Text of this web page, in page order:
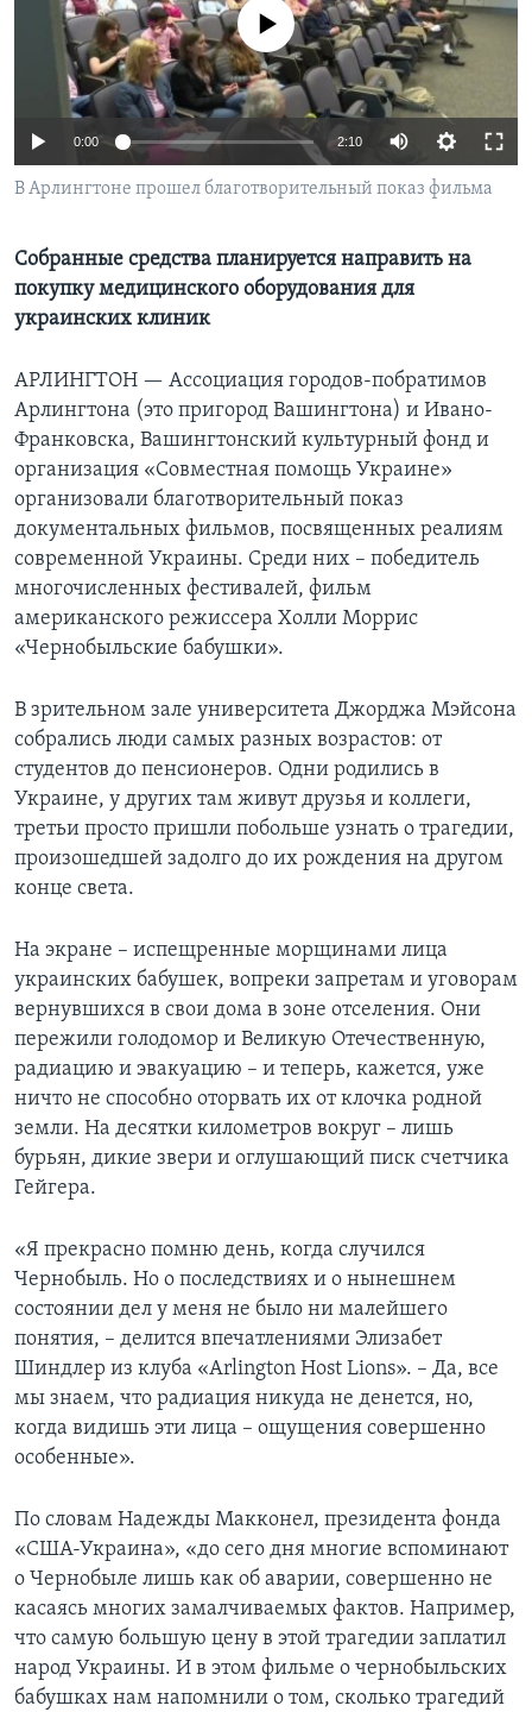
Learning English
СОЦИАЛЬНЫЕ СЕТИ
No media source currently available
0:00 2:10
В Арлингтоне прошел благотворительный показ фильма
Собранные средства планируется направить на
покупку медицинского оборудования для
украинских клиник
АРЛИНГТОН — Ассоциация городов-побратимов
Арлингтона (это пригород Вашингтона) и Ивано-
Франковска, Вашингтонский культурный фонд и
организация «Совместная помощь Украине»
организовали благотворительный показ
документальных фильмов, посвященных реалиям
современной Украины. Среди них – победитель
многочисленных фестивалей, фильм
американского режиссера Холли Моррис
«Чернобыльские бабушки».
В зрительном зале университета Джорджа Мэйсона
собрались люди самых разных возрастов: от
студентов до пенсионеров. Одни родились в
Украине, у других там живут друзья и коллеги,
третьи просто пришли побольше узнать о трагедии,
произошедшей задолго до их рождения на другом
конце света.
На экране – испещренные морщинами лица
украинских бабушек, вопреки запретам и уговорам
вернувшихся в свои дома в зоне отселения. Они
пережили голодомор и Великую Отечественную,
радиацию и эвакуацию – и теперь, кажется, уже
ничто не способно оторвать их от клочка родной
земли. На десятки километров вокруг – лишь
бурьян, дикие звери и оглушающий писк счетчика
Гейгера.
«Я прекрасно помню день, когда случился
Чернобыль. Но о последствиях и о нынешнем
состоянии дел у меня не было ни малейшего
понятия, – делится впечатлениями Элизабет
Шиндлер из клуба «Arlington Host Lions». – Да, все
мы знаем, что радиация никуда не денется, но,
когда видишь эти лица – ощущения совершенно
особенные».
По словам Надежды Макконел, президента фонда
«США-Украина», «до сего дня многие вспоминают
о Чернобыле лишь как об аварии, совершенно не
касаясь многих замалчиваемых фактов. Например,
что самую большую цену в этой трагедии заплатил
народ Украины. И в этом фильме о чернобыльских
бабушках нам напомнили о том, сколько трагедий